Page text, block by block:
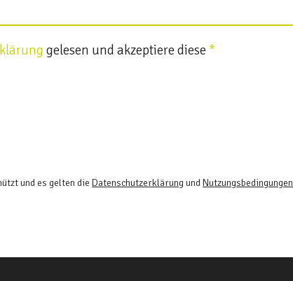
gelesen und akzeptiere diese *
und es gelten die DatenschutzerklärungundNutzungsbedingungen